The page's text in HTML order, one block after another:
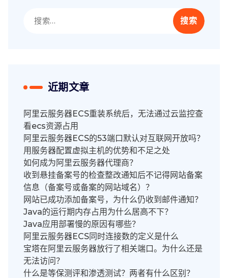
索：
近期文章
阿里云服务器ECS重装系统后，无法通过云监控查
看ecs资源占用
阿里云服务器ECS的53端口默认对互联网开放吗？
用服务器配置虚拟主机的优势和不足之处
如何成为阿里云服务器代理商？
收到悬挂备案号的检查整改通知后不记得网站备案
信息（备案号或备案的网站域名）？
网站已成功添加备案号，为什么仍收到邮件通知？
Java的运行期内存占用为什么居高不下？
Java应用部署慢的原因有哪些？
阿里云服务器ECS同时连接数的定义是什么
宝塔在阿里云服务器放行了相关端口。为什么还是
无法访问？
什么是等保测评和渗透测试？两者有什么区别？